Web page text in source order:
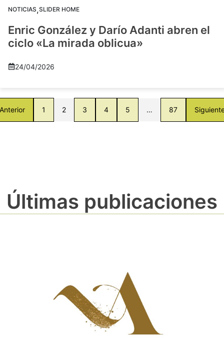
NOTICIAS,SLIDER HOME
Enric González y Darío Adanti abren el
ciclo «La mirada oblicua»
24/04/2026
1 2 3 4 5 … 87
Últimas publicaciones